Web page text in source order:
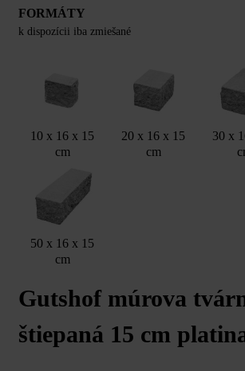
FORMÁTY
k dispozícii iba zmiešané
10 x 16 x 15
cm
20 x 16 x 15
cm
30 x
50 x 16 x 15
cm
Gutshof múrova
štiepaná 15 cm